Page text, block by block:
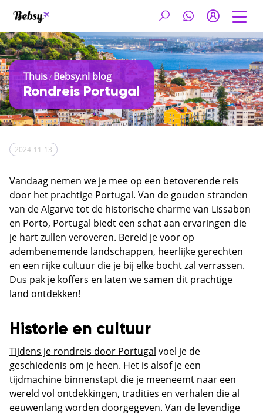
Thuis/ Bebsy.nl blog
Rondreis Portugal
2024-11-13
Vandaag nemen we je mee op een betoverende reis
door het prachtige Portugal. Van de gouden stranden
van de Algarve tot de historische charme van Lissabon
en Porto, Portugal biedt een schat aan ervaringen die
je hart zullen veroveren. Bereid je voor op
adembenemende landschappen, heerlijke gerechten
en een rijke cultuur die je bij elke bocht zal verrassen.
Dus pak je koffers en laten we samen dit prachtige
land ontdekken!
Historie en cultuur
Tijdens je rondreis door Portugal voel je de
geschiedenis om je heen. Het is alsof je een
tijdmachine binnenstapt die je meeneemt naar een
wereld vol ontdekkingen, tradities en verhalen die al
eeuwenlang worden doorgegeven. Van de levendige